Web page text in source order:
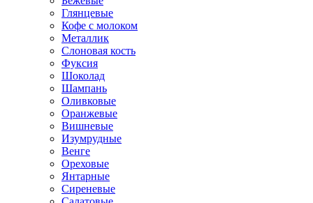
Глянцевые
Кофе с молоком
Металлик
Слоновая кость
Фуксия
Шоколад
Шампань
Оливковые
Оранжевые
Вишневые
Изумрудные
Венге
Ореховые
Янтарные
Сиреневые